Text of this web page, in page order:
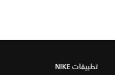
تطبيقات NIKE